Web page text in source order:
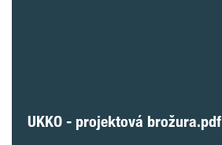
UKKO - projektová brožura.pdf